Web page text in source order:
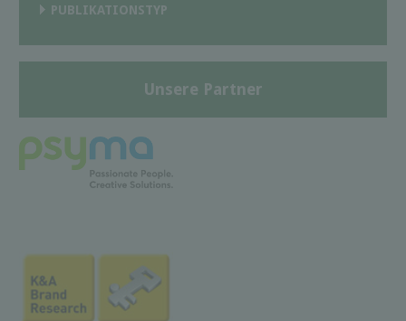
PUBLIKATIONSTYP
Unsere Partner